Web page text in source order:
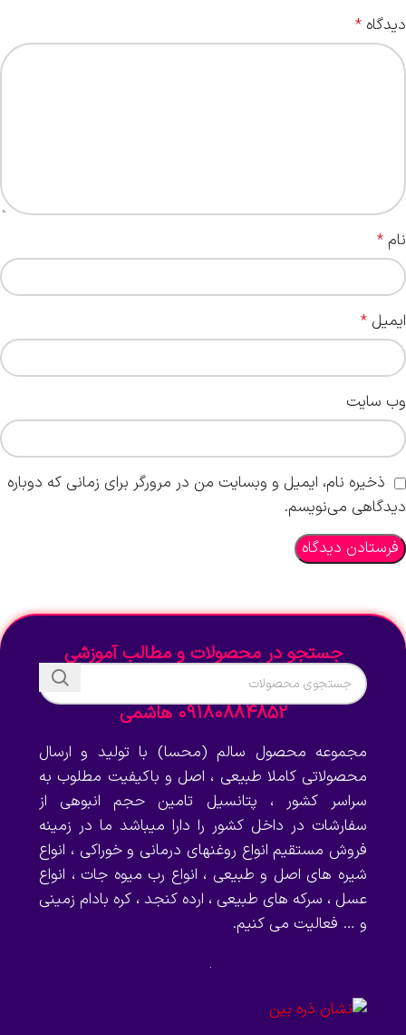
دیدگاه *
نام *
ایمیل *
وب‌ سایت
ذخیره نام، ایمیل و وبسایت من در مرورگر برای زمانی که دوباره
دیدگاهی می‌نویسم.
جستجو در محصولات و مطالب آموزشی
09180884852 هاشمی
مجموعه محصول سالم (محسا) با تولید و ارسال
محصولاتی کاملا طبیعی ، اصل و باکیفیت مطلوب به
سراسر کشور ، پتانسیل تامین حجم انبوهی از
سفارشات در داخل کشور را دارا میباشد ما در زمینه
فروش مستقیم انواع روغنهای درمانی و خوراکی ، انواع
شیره های اصل و طبیعی ، انواع رب میوه جات ، انواع
عسل ، سرکه های طبیعی ، ارده کنجد ، کره بادام زمینی
و … فعالیت می کنیم.